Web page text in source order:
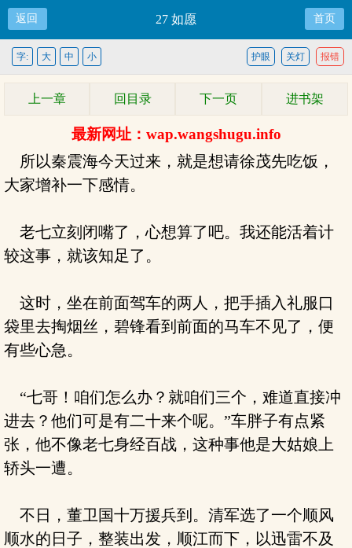
返回 27 如愿 首页
报错
关灯
护眼
字: 大 中 小
上一章 回目录 下一页 进书架
最新网址：wap.wangshugu.info
所以秦震海今天过来，就是想请徐茂先吃饭，
大家增补一下感情。
老七立刻闭嘴了，心想算了吧。我还能活着计
较这事，就该知足了。
这时，坐在前面驾车的两人，把手插入礼服口
袋里去掏烟丝，碧锋看到前面的马车不见了，便
有些心急。
“七哥！咱们怎么办？就咱们三个，难道直接冲
进去？他们可是有二十来个呢。”车胖子有点紧
张，他不像老七身经百战，这种事他是大姑娘上
轿头一遭。
不日，董卫国十万援兵到。清军选了一个顺风
顺水的日子，整装出发，顺江而下，以迅雷不及